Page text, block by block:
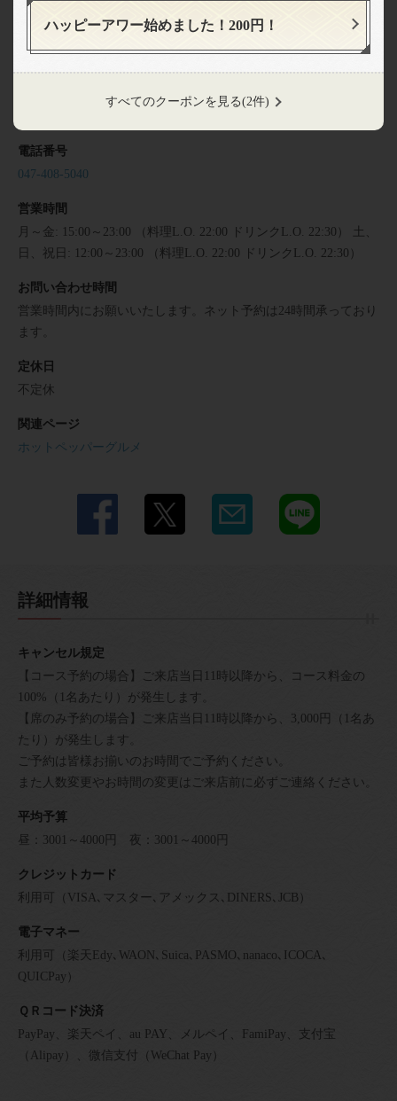
ハッピーアワー始めました！200円！
すべてのクーポンを見る(2件)
ばにくさかば じょっきー ふなばしてん
電話番号
047-408-5040
営業時間
月～金: 15:00～23:00 （料理L.O. 22:00 ドリンクL.O. 22:30） 土、
日、祝日: 12:00～23:00 （料理L.O. 22:00 ドリンクL.O. 22:30）
お問い合わせ時間
営業時間内にお願いいたします。ネット予約は24時間承っており
ます。
定休日
不定休
関連ページ
ホットペッパーグルメ
詳細情報
キャンセル規定
【コース予約の場合】ご来店当日11時以降から、コース料金の
100%（1名あたり）が発生します。
【席のみ予約の場合】ご来店当日11時以降から、3,000円（1名あ
たり）が発生します。
ご予約は皆様お揃いのお時間でご予約ください。
また人数変更やお時間の変更はご来店前に必ずご連絡ください。
平均予算
昼：3001～4000円 夜：3001～4000円
クレジットカード
利用可（VISA､マスター､アメックス､DINERS､JCB）
電子マネー
利用可（楽天Edy､WAON､Suica､PASMO､nanaco､ICOCA､
QUICPay）
ＱＲコード決済
PayPay、楽天ペイ、au PAY、メルペイ、FamiPay、支付宝
（Alipay）、微信支付（WeChat Pay）
お店情報をコピー